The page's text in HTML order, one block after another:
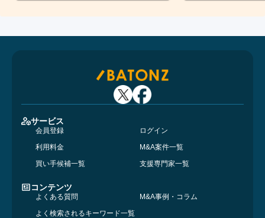
サービス
会員登録
ログイン
利用料金
M&A案件一覧
買い手候補一覧
支援専門家一覧
コンテンツ
よくある質問
M&A事例・コラム
よく検索されるキーワード一覧